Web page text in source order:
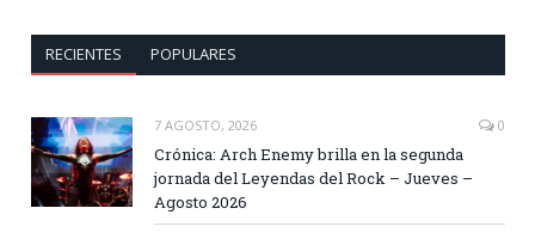
RECIENTES POPULARES
7 AGOSTO, 2026 0
Crónica: Arch Enemy brilla en la segunda
jornada del Leyendas del Rock – Jueves –
Agosto 2026